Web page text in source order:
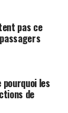
pas ce
les
de